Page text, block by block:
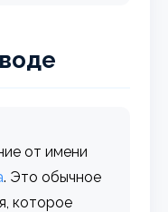
от имени
. Это обычное
которое